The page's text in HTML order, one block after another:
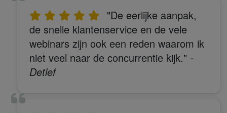
"De eerlijke aanpak,
de snelle klantenservice en de vele
webinars zijn ook een reden waarom ik
niet veel naar de concurrentie kijk." -
Detlef